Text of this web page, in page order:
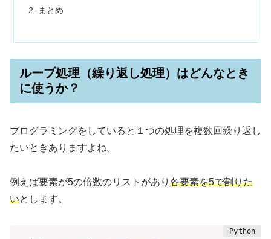
まとめ
ループ処理（繰り返し処理）はどんなとき
に使うか？
プログラミングをしていると１つの処理を複数回繰り返し
たいときありますよね。
例えば要素が5の倍数のリストがあり 各要素を5で割りた
いとします。